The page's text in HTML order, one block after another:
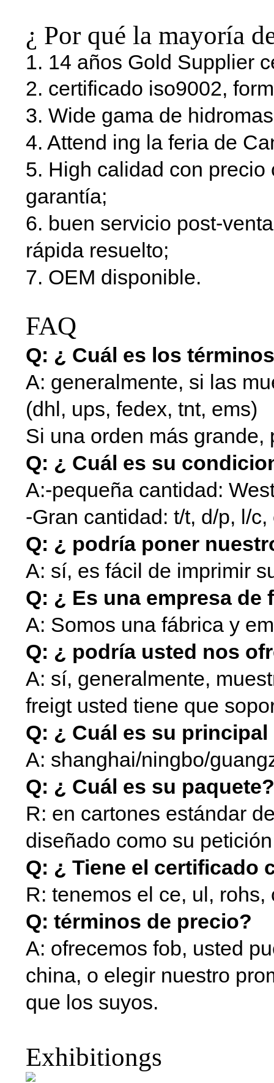
¿ Por qué la mayoría
1. 14 años Gold Supplier
2. certificado iso9002,
3. Wide gama de
4. Attend ing la feria de
5. High calidad con
garantía;
6. buen servicio post-
rápida resuelto;
7. OEM disponible.
FAQ
Q: ¿ Cuál es los
A: generalmente, si las
(dhl, ups, fedex, tnt, ems)
Si una orden más grande,
Q: ¿ Cuál es su
A:-pequeña cantidad:
-Gran cantidad: t/t, d/p, l/c,
Q: ¿ podría poner
A: sí, es fácil de imprimir
Q: ¿ Es una empresa
A: Somos una fábrica y
Q: ¿ podría usted nos
A: sí, generalmente,
freigt usted tiene que
Q: ¿ Cuál es su
A: shanghai/ningbo/
Q: ¿ Cuál es su paquete?
R: en cartones estándar
diseñado como su
Q: ¿ Tiene el certificado
R: tenemos el ce, ul,
Q: términos de precio?
A: ofrecemos fob, usted
china, o elegir nuestro
que los suyos.
Exhibitiongs